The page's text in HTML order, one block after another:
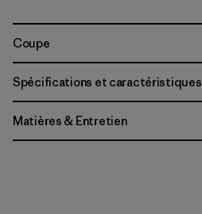
Coupe
Spécifications et caractéristiques
Matières & Entretien